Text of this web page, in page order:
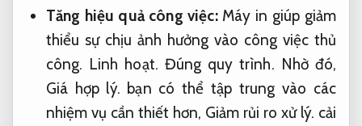
Tăng hiệu quả công việc:Máy in giúp giảm
thiểu sự chịu ảnh hưởng vào công việc thủ
công. Linh hoạt. Đúng quy trình. Nhờ đó,
Giá hợp lý. bạn có thể tập trung vào các
nhiệm vụ cần thiết hơn, Giảm rủi ro xử lý. cải